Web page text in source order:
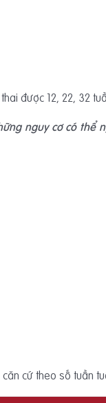
được 12, 22, 32
nguy cơ có thể
cứ theo số tuần